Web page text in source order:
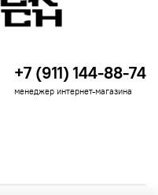
+7 (911) 144-88-74
менеджер интернет-магазина